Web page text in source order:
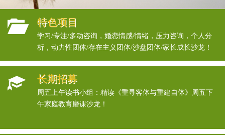
特色项目
学习/专注/多动咨询，婚恋情感/情绪，压力咨询，个人分
析，动力性团体/存在主义团体/沙盘团体/家长成长沙龙！
长期招募
周五上午读书小组：精读《重寻客体与重建自体》周五下
午家庭教育磨课沙龙！